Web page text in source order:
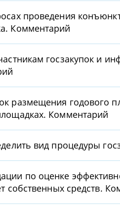
проведения
Комментарий
госзакупок и
размещения годового
Комментарий
вид процедуры
по оценке
собственных средств.